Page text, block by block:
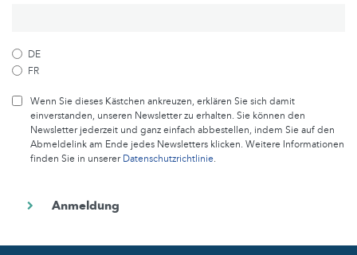
DE
FR
Wenn Sie dieses Kästchen ankreuzen, erklären Sie sich damit
einverstanden, unseren Newsletter zu erhalten. Sie können den
Newsletter jederzeit und ganz einfach abbestellen, indem Sie auf den
Abmeldelink am Ende jedes Newsletters klicken. Weitere Informationen
finden Sie in unsererDatenschutzrichtlinie.